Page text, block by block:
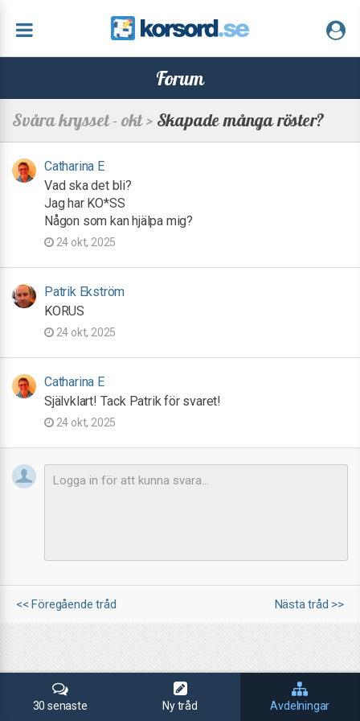
Forum
Svåra krysset - okt >Skapade många röster?
Catharina E
Vad ska det bli?
Jag har KO*SS
Någon som kan hjälpa mig?
24 okt, 2025
Patrik Ekström
KORUS
24 okt, 2025
Catharina E
Självklart! Tack Patrik för svaret!
24 okt, 2025
<< Föregående tråd Nästa tråd >>
30 senaste Ny tråd Avdelningar